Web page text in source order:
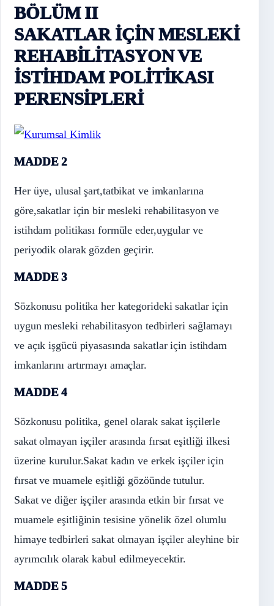
BÖLÜM II
SAKATLAR İÇİN MESLEKİ
REHABİLİTASYON VE
İSTİHDAM POLİTİKASI
PERENSİPLERİ
MADDE 2
Her üye, ulusal şart,tatbikat ve imkanlarına
göre,sakatlar için bir mesleki rehabilitasyon ve
istihdam politikası formüle eder,uygular ve
periyodik olarak gözden geçirir.
MADDE 3
Sözkonusu politika her kategorideki sakatlar için
uygun mesleki rehabilitasyon tedbirleri sağlamayı
ve açık işgücü piyasasında sakatlar için istihdam
imkanlarını artırmayı amaçlar.
MADDE 4
Sözkonusu politika, genel olarak sakat işçilerle
sakat olmayan işçiler arasında fırsat eşitliği ilkesi
üzerine kurulur.Sakat kadın ve erkek işçiler için
fırsat ve muamele eşitliği gözöünde tutulur.
Sakat ve diğer işçiler arasında etkin bir fırsat ve
muamele eşitliğinin tesisine yönelik özel olumlu
himaye tedbirleri sakat olmayan işçiler aleyhine bir
ayrımcılık olarak kabul edilmeyecektir.
MADDE 5